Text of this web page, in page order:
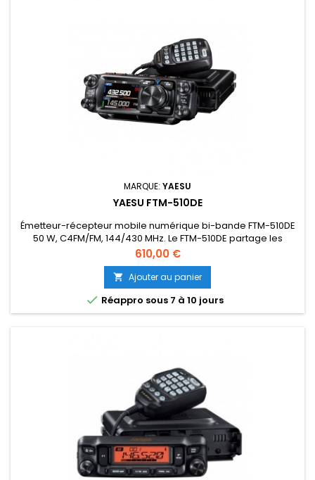
MARQUE: YAESU
YAESU FTM-510DE
Émetteur-récepteur mobile numérique bi-bande FTM-510DE
50 W, C4FM/FM, 144/430 MHz. Le FTM-510DE partage les
fonctionnalités de base de Yaesu, utilisant la dernière
technologie numérique C4FM avec de nombreuses
nouvelles fonctionnalités et améliorations. 5 ANS DE GARANTIE
Réference : XAH089M004-0
Prix
610,00 €
 Ajouter au panier
 Réappro sous 7 à 10 jours